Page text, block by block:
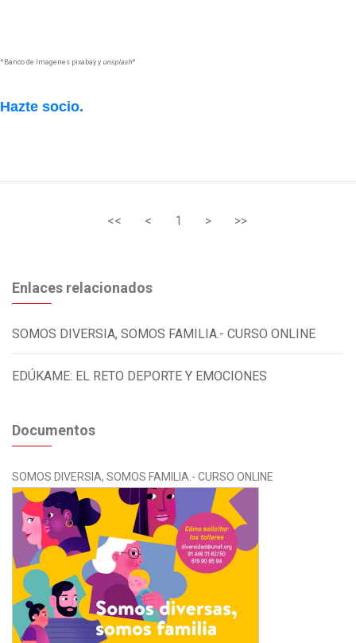
*Banco de imagenes pixabay y unsplash*
Hazte socio.
<< < 1 > >>
Enlaces relacionados
SOMOS DIVERSIA, SOMOS FAMILIA.- CURSO ONLINE
EDÚKAME: EL RETO DEPORTE Y EMOCIONES
Documentos
SOMOS DIVERSIA, SOMOS FAMILIA.- CURSO ONLINE